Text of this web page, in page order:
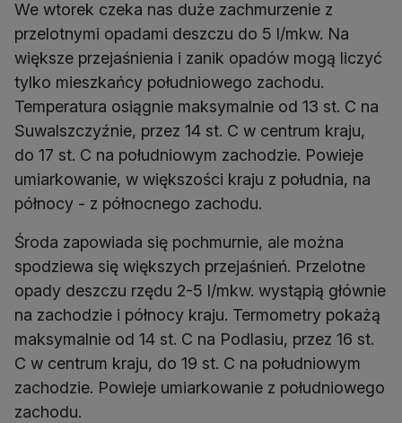
We wtorek czeka nas duże zachmurzenie z
przelotnymi opadami deszczu do 5 l/mkw. Na
większe przejaśnienia i zanik opadów mogą liczyć
tylko mieszkańcy południowego zachodu.
Temperatura osiągnie maksymalnie od 13 st. C na
Suwalszczyźnie, przez 14 st. C w centrum kraju,
do 17 st. C na południowym zachodzie. Powieje
umiarkowanie, w większości kraju z południa, na
północy - z północnego zachodu.
Środa zapowiada się pochmurnie, ale można
spodziewa się większych przejaśnień. Przelotne
opady deszczu rzędu 2-5 l/mkw. wystąpią głównie
na zachodzie i północy kraju. Termometry pokażą
maksymalnie od 14 st. C na Podlasiu, przez 16 st.
C w centrum kraju, do 19 st. C na południowym
zachodzie. Powieje umiarkowanie z południowego
zachodu.